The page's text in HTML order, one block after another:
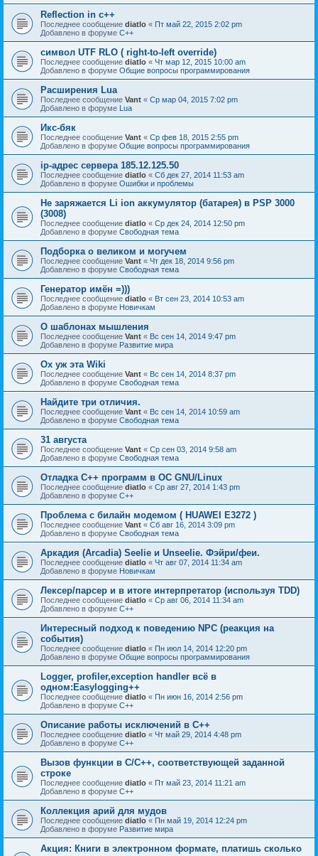
Reflection in с++
Последнее сообщение diatlo « Пт май 22, 2015 2:02 pm
Добавлено в форуме C++
символ UTF RLO ( right-to-left override)
Последнее сообщение diatlo « Чт мар 12, 2015 10:00 am
Добавлено в форуме Общие вопросы программирования
Расширения Lua
Последнее сообщение Vant « Ср мар 04, 2015 7:02 pm
Добавлено в форуме Lua
Икс-бяк
Последнее сообщение Vant « Ср фев 18, 2015 2:55 pm
Добавлено в форуме Общие вопросы программирования
ip-адрес сервера 185.12.125.50
Последнее сообщение diatlo « Сб дек 27, 2014 11:53 am
Добавлено в форуме Ошибки и проблемы
Не заряжается Li ion аккумулятор (батарея) в PSP 3000
(3008)
Последнее сообщение diatlo « Ср дек 24, 2014 12:50 pm
Добавлено в форуме Свободная тема
Подборка о великом и могучем
Последнее сообщение Vant « Чт дек 18, 2014 9:56 pm
Добавлено в форуме Свободная тема
Генератор имён =)))
Последнее сообщение diatlo « Вт сен 23, 2014 10:53 am
Добавлено в форуме Новичкам
О шаблонах мышления
Последнее сообщение Vant « Вс сен 14, 2014 9:47 pm
Добавлено в форуме Развитие мира
Ох уж эта Wiki
Последнее сообщение Vant « Вс сен 14, 2014 8:37 pm
Добавлено в форуме Свободная тема
Найдите три отличия.
Последнее сообщение Vant « Вс сен 14, 2014 10:59 am
Добавлено в форуме Свободная тема
31 августа
Последнее сообщение Vant « Ср сен 03, 2014 9:58 am
Добавлено в форуме Свободная тема
Отладка C++ программ в ОС GNU/Linux
Последнее сообщение diatlo « Ср авг 27, 2014 1:43 pm
Добавлено в форуме C++
Проблема с билайн модемом ( HUAWEI E3272 )
Последнее сообщение Vant « Сб авг 16, 2014 3:09 pm
Добавлено в форуме Свободная тема
Аркадия (Arcadia) Seelie и Unseelie. Фэйри/феи.
Последнее сообщение diatlo « Чт авг 07, 2014 11:34 am
Добавлено в форуме Новичкам
Лексер/парсер и в итоге интерпретатор (используя TDD)
Последнее сообщение diatlo « Ср авг 06, 2014 11:34 am
Добавлено в форуме C++
Интересный подход к поведению NPC (реакция на
события)
Последнее сообщение diatlo « Пн июл 14, 2014 12:20 pm
Добавлено в форуме Общие вопросы программирования
Logger, profiler,exception handler всё в
одном:Easylogging++
Последнее сообщение diatlo « Пн июн 16, 2014 2:56 pm
Добавлено в форуме C++
Описание работы исключений в C++
Последнее сообщение diatlo « Чт май 29, 2014 4:48 pm
Добавлено в форуме C++
Вызов функции в C/C++, соответствующей заданной
строке
Последнее сообщение diatlo « Пт май 23, 2014 11:21 am
Добавлено в форуме C++
Коллекция арий для мудов
Последнее сообщение diatlo « Пн май 19, 2014 12:24 pm
Добавлено в форуме Развитие мира
Акция: Книги в электронном формате, платишь сколько